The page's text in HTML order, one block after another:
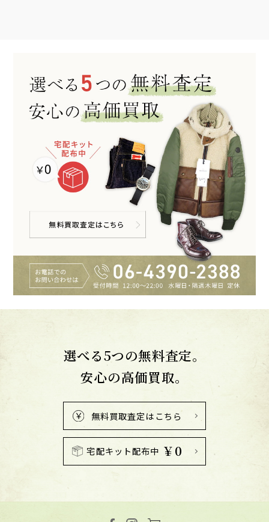
選べる5つの無料査定。
安心の高価買取。
無料買取査定はこちら
宅配キット配布中 ￥0